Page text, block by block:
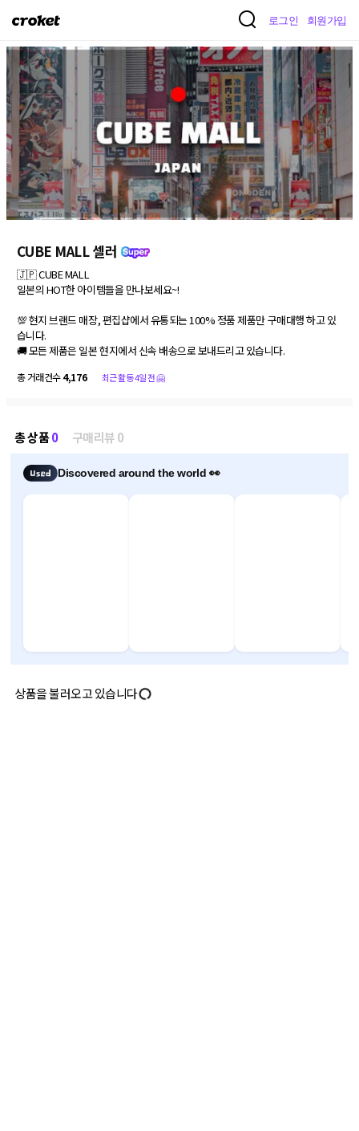
크
켓
로그인 회원가입
CUBE MALL 셀러
🇯🇵 CUBE MALL
일본의 HOT한 아이템들을 만나보세요~!
💯 현지 브랜드 매장, 편집샵에서 유통되는 100% 정품 제품만 구매대행 하고 있
습니다.
🚚 모든 제품은 일본 현지에서 신속 배송으로 보내드리고 있습니다.
총 거래건수4,176 최근 활동 4일 전 🤗
총 상품0 구매리뷰 0
Discovered around the world 👀
상품을 불러오고 있습니다